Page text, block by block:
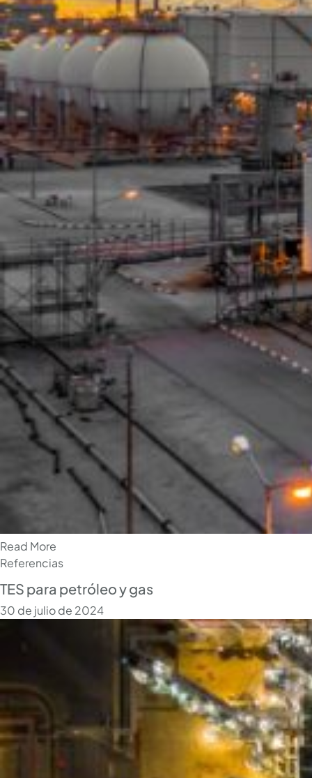
Read More
Referencias
TES para petróleo y gas
30 de julio de 2024